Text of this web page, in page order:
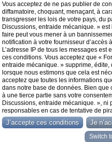
Vous acceptez de ne pas publier de
diffamatoire, choquant, menaçant, à
transgresser les lois de votre pays, du
Discussions, entraide mécanique. »
faire peut vous mener à un
notification à votre fournisseur d’accès
L’adresse IP de tous les messages
ces conditions. Vous acceptez que «
entraide mécanique. » supprime,
lorsque nous estimons que cela est
acceptez que toutes les informations
dans notre base de données. Bien
à une tierce partie sans votre
Discussions, entraide mécanique. », ni
responsables en cas de tentative de
Switch